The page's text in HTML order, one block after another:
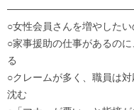
○女性会員さんを増やした
○家事援助の仕事があるの
る
○クレームが多く、職員は
沈む